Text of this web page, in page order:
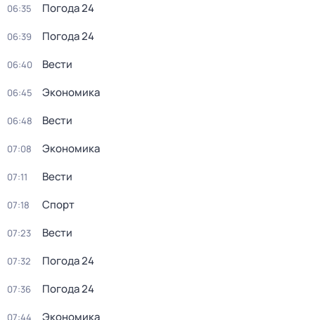
06:35 Погода 24
06:39 Погода 24
06:40 Вести
06:45 Экономика
06:48 Вести
07:08 Экономика
07:11 Вести
07:18 Спорт
07:23 Вести
07:32 Погода 24
07:36 Погода 24
07:44 Экономика